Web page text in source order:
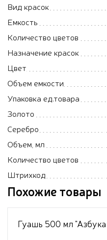
Вид красок
Емкость
Количество цветов
Назначение красок
Цвет
Объем емкости
Упаковка ед.товара
Золото
Серебро
Объем, мл
Количество цветов
Штрихкод
Похожие товары
Гуашь 500 мл